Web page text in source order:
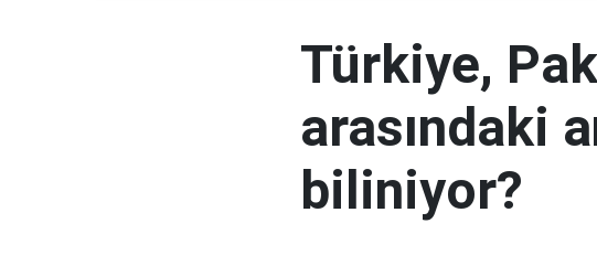
Türkiye,
arasındaki
biliniyor?